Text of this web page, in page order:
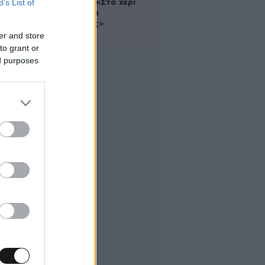
List of
and store
grant or
purposes
σάντουιτς: «Στο χέρι
σου είναι να
αδυνατίσεις»